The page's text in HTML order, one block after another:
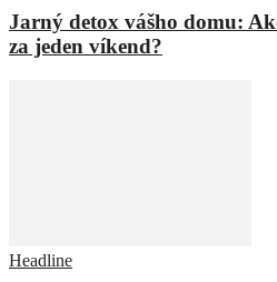
Jarný detox vášho domu:
za jeden víkend?
Headline